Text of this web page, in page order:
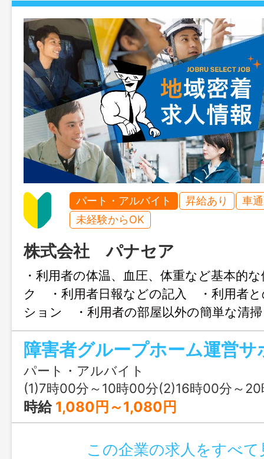
パート・アルバイト 昇給あり
車
未経験からOK
株式会社 パナセア
・利用者の体温、血圧、体重など基本的
ク ・利用者日報などの記入 ・利用者と
ション ・利用者の部屋以外の簡単な清
随する業務 ・簡単な調理 （朝食のお
当の温め・盛りつけ） 業務内容の変
８名 日中は３名体制 ２０床のグループ
パート・アルバイト
(1)7時00分～10時00分(2)16時00分～
時給 1,080円～1,080円
この企業の求人をすべて